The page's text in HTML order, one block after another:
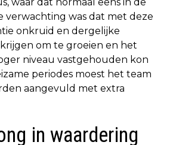
verwachting was dat met deze
onkruid en dergelijke
om te groeien en het
niveau vastgehouden kon
periodes moest het team
aangevuld met extra
in waardering